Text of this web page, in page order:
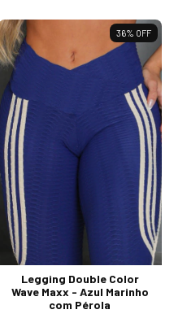
36% OFF
Legging Double Color
Wave Maxx - Azul Marinho
com Pérola